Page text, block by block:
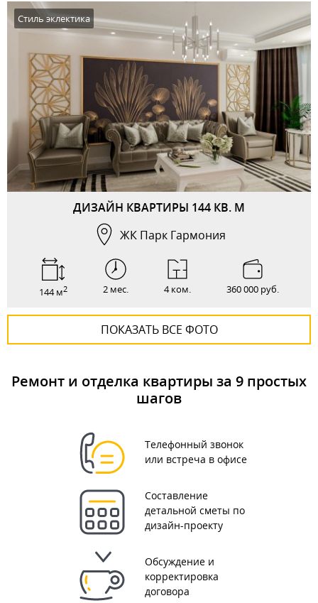
ДИЗАЙН КВАРТИРЫ 144 КВ. М
ЖК Парк Гармония
Стиль эклектика
144 м2 2 мес. 4 ком. 360 000 руб.
ПОКАЗАТЬ ВСЕ ФОТО
Ремонт и отделка квартиры за 9 простых
шагов
Телефонный звонок
или встреча в офисе
Составление
детальной сметы по
дизайн-проекту
Обсуждение и
корректировка
договора